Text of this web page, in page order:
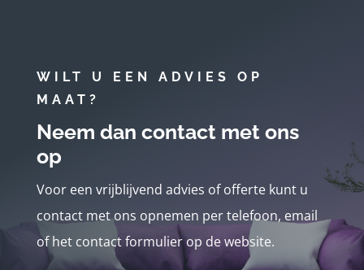
WILT U EEN ADVIES OP
MAAT?
Neem dan contact met ons
op
Voor een vrijblijvend advies of offerte kunt u
contact met ons opnemen per telefoon, email
of het contact formulier op de website.